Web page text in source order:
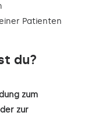
Patienten
du?
zum
zur